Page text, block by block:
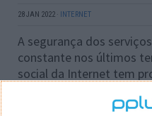
28 JAN 2022 · INTERNET
A segurança dos
constante nos últimos
social da Internet tem
visível no Messenger e